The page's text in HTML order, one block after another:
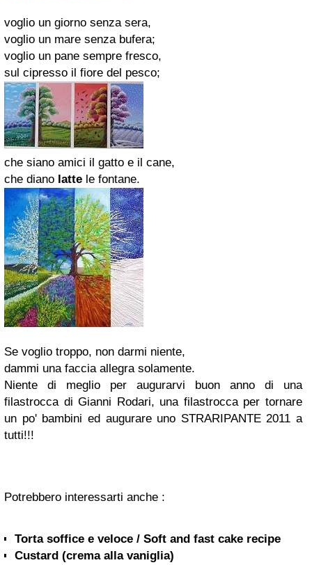
voglio un giorno senza sera,
voglio un mare senza bufera;
voglio un pane sempre fresco,
sul cipresso il fiore del pesco;
che siano amici il gatto e il cane,
che diano latte le fontane.
Se voglio troppo, non darmi niente,
dammi una faccia allegra solamente.
Niente di meglio per augurarvi buon anno di una
filastrocca di Gianni Rodari, una filastrocca per tornare
un po' bambini ed augurare uno STRARIPANTE2011 a
tutti!!!
Potrebbero interessarti anche :
Torta soffice e veloce / Soft and fast cake recipe
Custard (crema alla vaniglia)